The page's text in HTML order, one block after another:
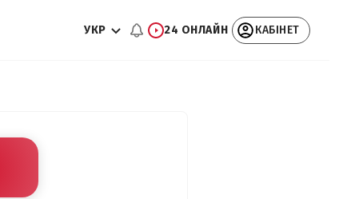
УКР 24 ОНЛАЙН КАБІНЕТ